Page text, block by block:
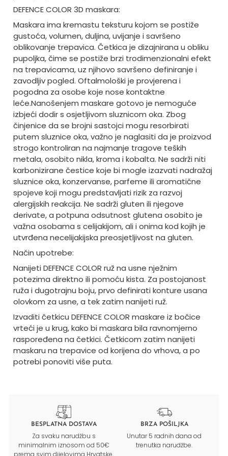
DEFENCE COLOR 3D maskara:
Maskara ima kremastu teksturu kojom se postiže
gustoća, volumen, duljina, uvijanje i savršeno
oblikovanje trepavica. Četkica je dizajnirana u obliku
pupoljka, čime se postiže brzi trodimenzionalni efekt
na trepavicama, uz njihovo savršeno definiranje i
zavodljiv pogled. Oftalmološki je provjerena i
pogodna za osobe koje nose kontaktne
leće.Nanošenjem maskare gotovo je nemoguće
izbjeći dodir s osjetljivom sluznicom oka. Zbog
činjenice da se brojni sastojci mogu resorbirati
putem sluznice oka, važno je naglasiti da je proizvod
strogo kontroliran na najmanje tragove teških
metala, osobito nikla, kroma i kobalta. Ne sadrži niti
karbonizirane čestice koje bi mogle izazvati nadražaj
sluznice oka, konzervanse, parfeme ili aromatične
spojeve koji mogu predstavljati rizik za razvoj
alergijskih reakcija. Ne sadrži gluten ili njegove
derivate, a potpuna odsutnost glutena osobito je
važna osobama s celijakijom, ali i onima kod kojih je
utvrđena necelijakijska preosjetljivost na gluten.
Način upotrebe:
Nanijeti DEFENCE COLOR ruž na usne nježnim
potezima direktno ili pomoću kista. Za postojanost
ruža i dugotrajnu boju, prvo definirati konture usana
olovkom za usne, a tek zatim nanijeti ruž.
Izvaditi četkicu DEFENCE COLOR maskare iz bočice
vrteći je u krug, kako bi maskara bila ravnomjerno
raspoređena na četkici. Četkicom zatim nanijeti
maskaru na trepavice od korijena do vrhova, a po
potrebi ponoviti više puta.
BESPLATNA DOSTAVA
Za svaku narudžbu s
minimalnim iznosom od 50€
BRZA POŠILJKA
Unutar 5 radnih dana od
trenutka narudžbe.